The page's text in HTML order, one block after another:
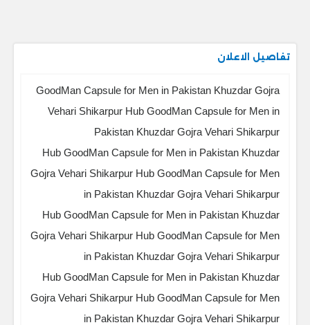
تفاصيل الاعلان
GoodMan Capsule for Men in Pakistan Khuzdar Gojra
Vehari Shikarpur Hub GoodMan Capsule for Men in
Pakistan Khuzdar Gojra Vehari Shikarpur
Hub GoodMan Capsule for Men in Pakistan Khuzdar
Gojra Vehari Shikarpur Hub GoodMan Capsule for Men
in Pakistan Khuzdar Gojra Vehari Shikarpur
Hub GoodMan Capsule for Men in Pakistan Khuzdar
Gojra Vehari Shikarpur Hub GoodMan Capsule for Men
in Pakistan Khuzdar Gojra Vehari Shikarpur
Hub GoodMan Capsule for Men in Pakistan Khuzdar
Gojra Vehari Shikarpur Hub GoodMan Capsule for Men
in Pakistan Khuzdar Gojra Vehari Shikarpur